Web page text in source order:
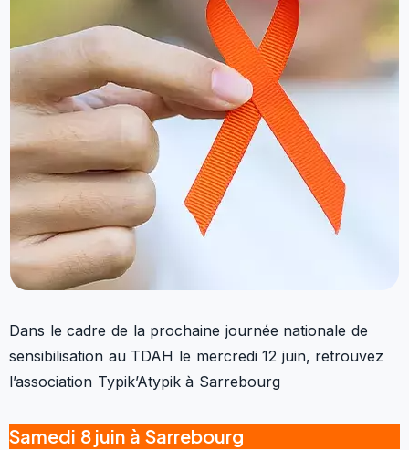
Dans le cadre de la prochaine journée nationale de
sensibilisation au TDAH le mercredi 12 juin, retrouvez
l’association Typik’Atypik à Sarrebourg
Samedi 8 juin à Sarrebourg